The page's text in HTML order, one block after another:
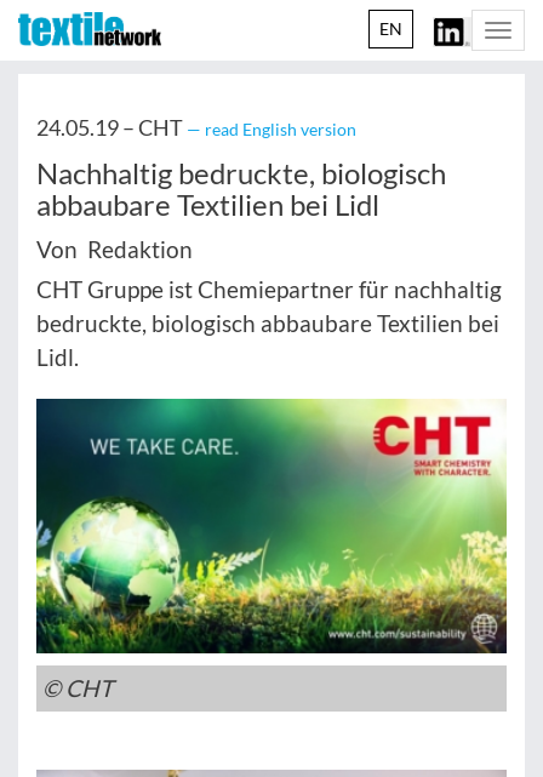
EN
24.05.19 –CHT — read English version
Nachhaltig bedruckte, biologisch
abbaubare Textilien bei Lidl
Von Redaktion
CHT Gruppe ist Chemiepartner für nachhaltig
bedruckte, biologisch abbaubare Textilien bei
Lidl.
© CHT